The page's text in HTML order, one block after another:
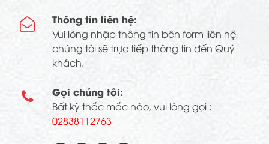
 Thông tin liên hệ:
Vui lòng nhập thông tin bên form liên hệ,
chúng tôi sẽ trực tiếp thông tin đến Quý
khách.
 Gọi chúng tôi:
Bất kỳ thắc mắc nào, vui lòng gọi :
02838112763